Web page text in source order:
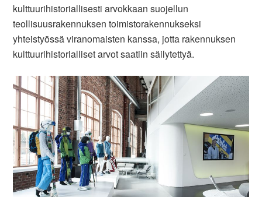
kulttuurihistoriallisesti arvokkaan suojellun
teollisuusrakennuksen toimistorakennukseksi
yhteistyössä viranomaisten kanssa, jotta rakennuksen
kulttuurihistorialliset arvot saatiin säilytettyä.